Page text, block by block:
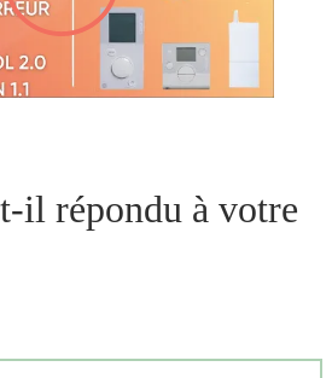
il répondu à votre